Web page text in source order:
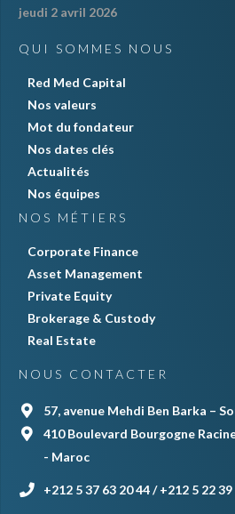
jeudi 2 avril 2026
QUI SOMMES NOUS
Red Med Capital
Nos valeurs
Mot du fondateur
Nos dates clés
Actualités
Nos équipes
NOS MÉTIERS
Corporate Finance
Asset Management
Private Equity
Brokerage & Custody
Real Estate
NOUS CONTACTER
57, avenue Mehdi Ben Barka –
410 Boulevard Bourgogne
- Maroc
+212 5 37 63 20 44 / +212 5 22